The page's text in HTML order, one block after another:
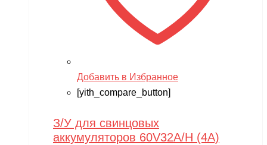
Добавить в Избранное
[yith_compare_button]
З/У для свинцовых
аккумуляторов 60V32A/H (4A)